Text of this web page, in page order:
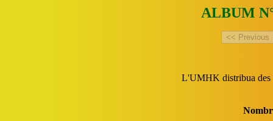
ALBUM
L'UMHK distribua des